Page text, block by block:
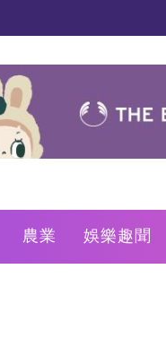
農業 娛樂趣聞